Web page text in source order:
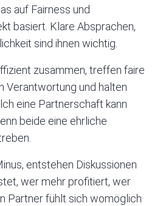
auf Fairness und
basiert. Klare Absprachen,
sind ihnen wichtig.
zusammen, treffen faire
Verantwortung und halten
eine Partnerschaft kann
beide eine ehrliche
entstehen Diskussionen
wer mehr profitiert, wer
Partner fühlt sich womöglich